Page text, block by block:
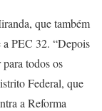
que também
a PEC 32. “Depois
todos os
Federal, que
a Reforma